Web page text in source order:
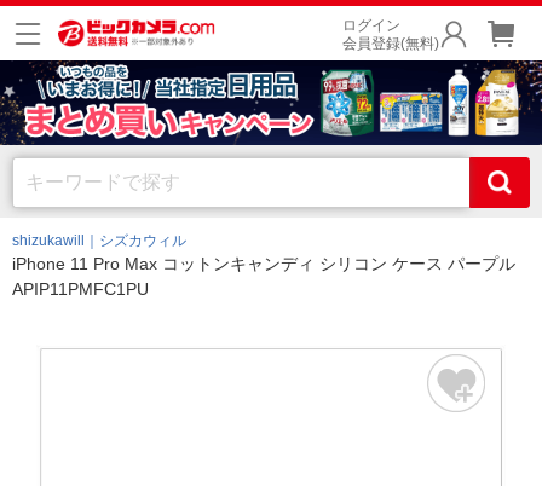
ログイン
会員登録(無料)
shizukawill｜シズカウィル
iPhone 11 Pro Max コットンキャンディ シリコン ケース パープル
APIP11PMFC1PU